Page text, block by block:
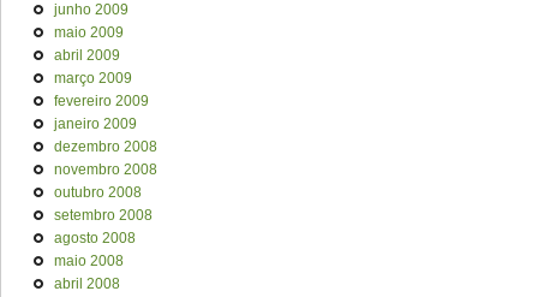
junho 2009
maio 2009
abril 2009
março 2009
fevereiro 2009
janeiro 2009
dezembro 2008
novembro 2008
outubro 2008
setembro 2008
agosto 2008
maio 2008
abril 2008